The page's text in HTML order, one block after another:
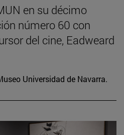
en su décimo
número 60 con
del cine, Eadweard
Universidad de Navarra.